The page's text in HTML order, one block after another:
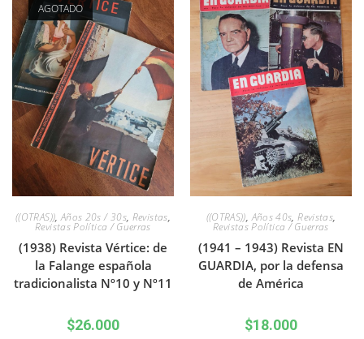
AGOTADO
((OTRAS)),Años 20s / 30s, Revistas,
Revistas Política / Guerras
(1938) Revista Vértice: de
la Falange española
tradicionalista Nº10 y Nº11
$26.000
((OTRAS)),Años 40s,Revistas,
Revistas Política / Guerras
(1941 – 1943) Revista EN
GUARDIA, por la defensa
de América
$18.000